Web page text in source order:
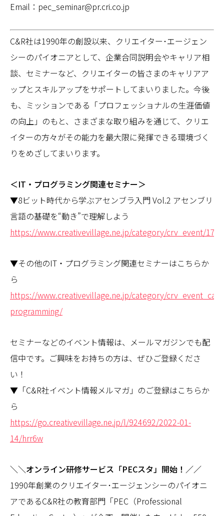
Email：pec_seminar@pr.cri.co.jp
C&R社は1990年の創設以来、クリエイター･エージェン
シーのパイオニアとして、企業合同説明会やキャリア相
談、セミナーなど、クリエイターの皆さまのキャリアア
ップとスキルアップをサポートしてまいりました。今後
も、ミッションである「プロフェッショナルの生涯価値
の向上」のもと、さまざまな取り組みを通じて、クリエ
イターの方々がその能力を最大限に発揮できる環境づく
りをめざしてまいります。
＜IT・プログラミング関連セミナー＞
▼8ビット時代から学ぶアセンブラ入門 Vol.2 アセンブリ
言語の基礎を“動き”で理解しよう
https://www.creativevillage.ne.jp/category/crv_event/
▼その他のIT・プログラミング関連セミナーはこちらか
ら
https://www.creativevillage.ne.jp/category/
programming/
セミナーなどのイベント情報は、メールマガジンでも配
信中です。ご興味をお持ちの方は、ぜひご登録くださ
い！
▼「C&R社イベント情報メルマガ」のご登録はこちらか
ら
https://go.creativevillage.ne.jp/l/924692/2022-01-
14/hrr6w
＼＼オンライン研修サービス「PECスタ」開始！／／
1990年創業のクリエイター･エージェンシーのパイオニ
アであるC&R社の教育部門「PEC（Professional